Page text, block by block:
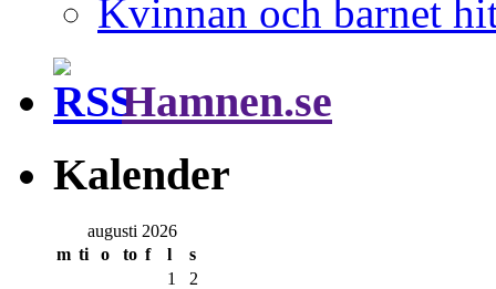
Kvinnan och barnet
Hamnen.se
Kalender
augusti 2026
m ti o to f l s
1
2